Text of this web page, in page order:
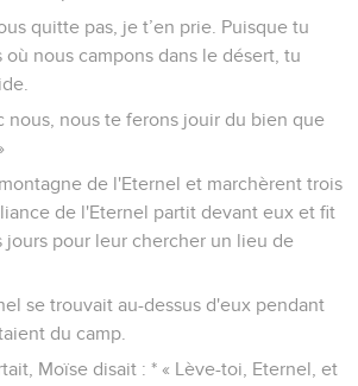
quitte pas, je t’en prie. Puisque tu
nous campons dans le désert, tu
nous, nous te ferons jouir du bien que
de l'Eternel et marchèrent trois
de l'Eternel partit devant eux et fit
jours pour leur chercher un lieu de
se trouvait au-dessus d'eux pendant
du camp.
Moïse disait : * « Lève-toi, Eternel, et